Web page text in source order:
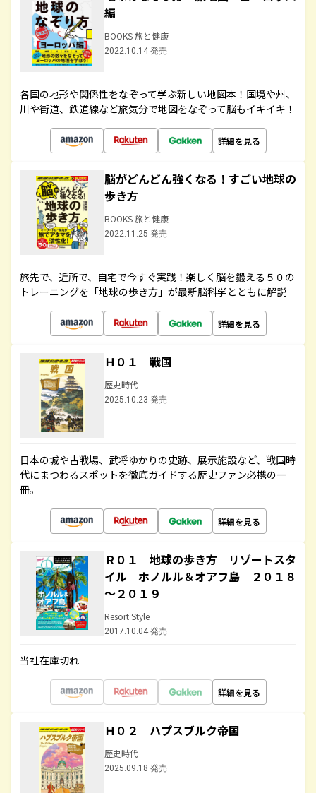
編
BOOKS 旅と健康
2022.10.14 発売
各国の地形や関係性をなぞって学ぶ新しい地図本！国境や州、
川や街道、鉄道線など旅気分で地図をなぞって脳もイキイキ！
詳細を見る
脳がどんどん強くなる！すごい地球の
歩き方
BOOKS 旅と健康
2022.11.25 発売
旅先で、近所で、自宅で今すぐ実践！楽しく脳を鍛える５０の
トレーニングを「地球の歩き方」が最新脳科学とともに解説
詳細を見る
Ｈ０１ 戦国
歴史時代
2025.10.23 発売
日本の城や古戦場、武将ゆかりの史跡、展示施設など、戦国時
代にまつわるスポットを徹底ガイドする歴史ファン必携の一
冊。
詳細を見る
Ｒ０１ 地球の歩き方 リゾートスタ
イル ホノルル＆オアフ島 ２０１８
～２０１９
Resort Style
2017.10.04 発売
当社在庫切れ
詳細を見る
Ｈ０２ ハプスブルク帝国
歴史時代
2025.09.18 発売